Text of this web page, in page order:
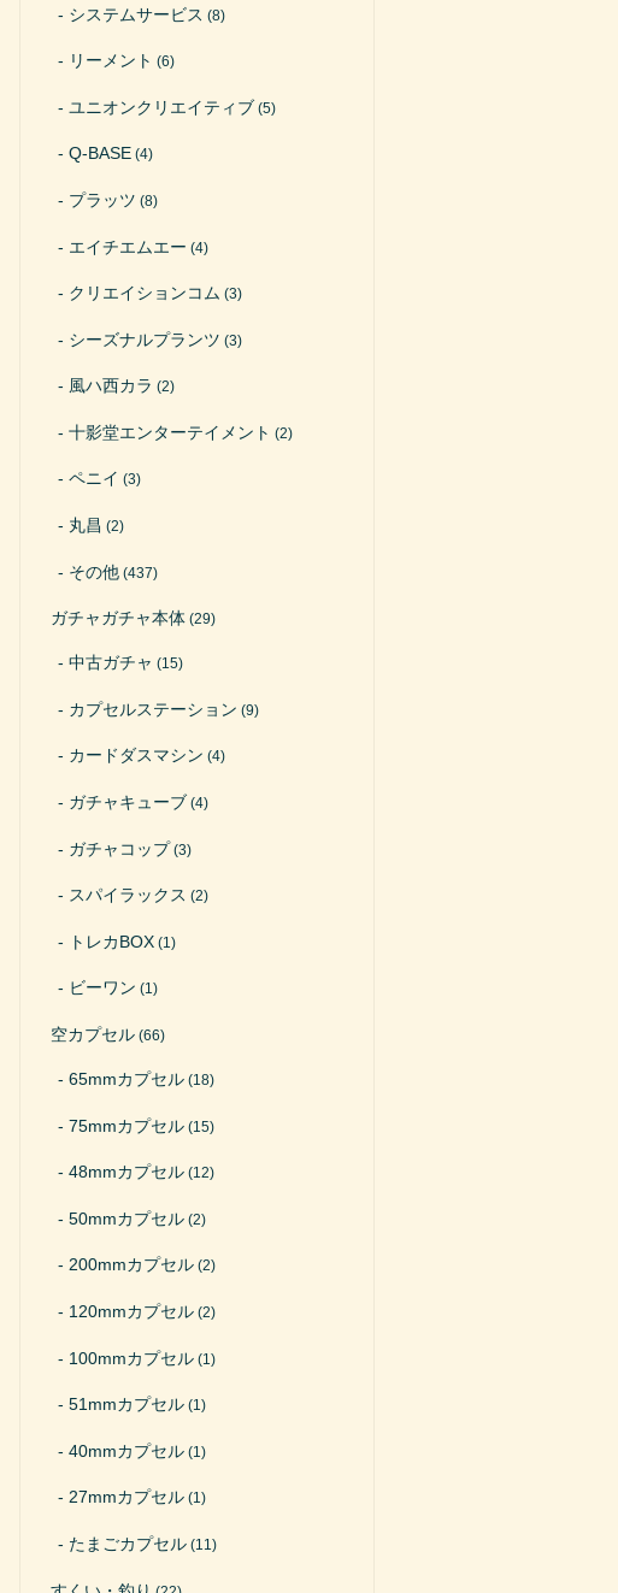
システムサービス (8)
リーメント (6)
ユニオンクリエイティブ (5)
Q-BASE (4)
プラッツ (8)
エイチエムエー (4)
クリエイションコム (3)
シーズナルプランツ (3)
風ハ西カラ (2)
十影堂エンターテイメント (2)
ペニイ (3)
丸昌 (2)
その他 (437)
ガチャガチャ本体 (29)
中古ガチャ (15)
カプセルステーション (9)
カードダスマシン (4)
ガチャキューブ (4)
ガチャコップ(3)
スパイラックス (2)
トレカBOX (1)
ビーワン (1)
空カプセル (66)
65mmカプセル (18)
75mmカプセル (15)
48mmカプセル (12)
50mmカプセル (2)
200mmカプセル (2)
120mmカプセル (2)
100mmカプセル (1)
51mmカプセル (1)
40mmカプセル (1)
27mmカプセル (1)
たまごカプセル (11)